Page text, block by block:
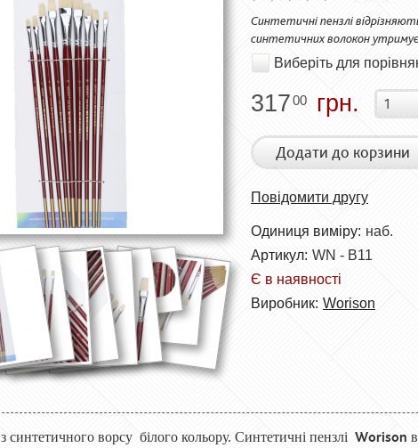
Синтетичні пензлі
синтетичних волокон
Виберіть для
31700 грн.
Додати до корзини
Повідомити другу
Одиниця виміру: наб.
Артикул: WN - B11
Є в наявності
Виробник: Worison
з синтетичного ворсу білого кольору. Синтетичні пензлі Worison